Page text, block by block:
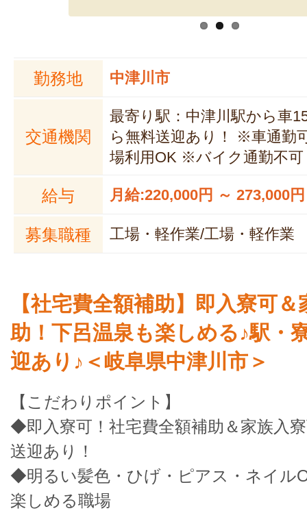
勤務地 中津川市
交通機関
最寄り駅：中津川駅から車
ら無料送迎あり！ ※車通勤
場利用OK ※バイク通勤不可
給与 月給:220,000円 ～ 273,000円
募集職種 工場・軽作業/工場・軽作業
【社宅費全額補助】即入寮可
助！下呂温泉も楽しめる♪駅・
迎あり♪＜岐阜県中津川市＞
【こだわりポイント】
◆即入寮可！社宅費全額補助＆家族入
送迎あり！
◆明るい髪色・ひげ・ピアス・ネイル
楽しめる職場